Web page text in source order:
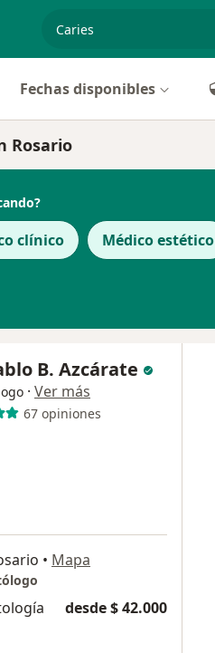
Fechas disponibles
Rosario
clínico Médico estético
B. Azcárate
· Ver más
67 opiniones
• Mapa
desde $ 42.000